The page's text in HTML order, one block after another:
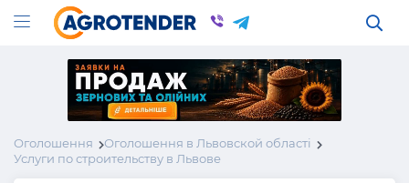
Оголошення
Оголошення в Львовской області
Услуги по строительству в Львове